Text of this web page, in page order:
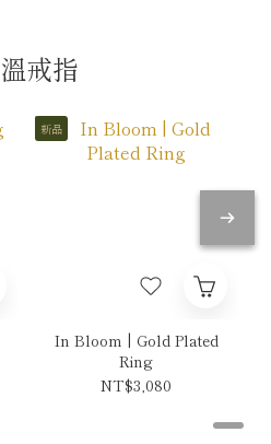
戒指
新品
In Bloom | Gold Plated
Ring
NT$3,080